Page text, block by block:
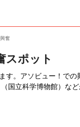
奮
スポット
。アソビュー！で
国立科学博物館）など